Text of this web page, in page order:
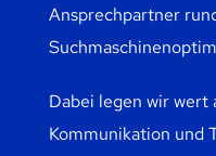
Ansprechpartner
Dabei legen wir wert
Kommunikation und